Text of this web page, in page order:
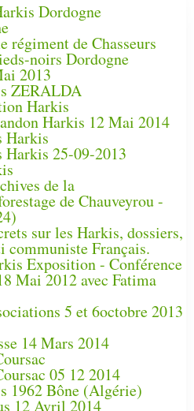
Dordogne
de Chasseurs
noirs Dordogne
2013
ZERALDA
Harkis
Harkis 12 Mai 2014
Harkis
25-09-2013
de la
de Chauveyrou -
sur les Harkis, dossiers,
communiste Français.
Exposition - Conférence
Mai 2012 avec Fatima
5 et 6octobre 2013
14 Mars 2014
05 12 2014
1962 Bône (Algérie)
12 Avril 2014